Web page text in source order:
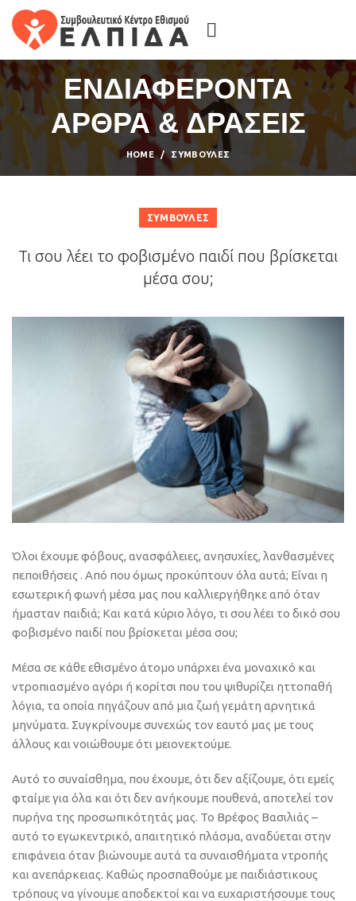
ΕΝΔΙΑΦΕΡΟΝΤΑ
ΑΡΘΡΑ & ΔΡΑΣΕΙΣ
HOME ΣΥΜΒΟΥΛΈΣ
ΣΥΜΒΟΥΛΈΣ
Τι σου λέει το φοβισμένο παιδί που βρίσκεται
μέσα σου;
Όλοι έχουμε φόβους, ανασφάλειες, ανησυχίες, λανθασμένες
πεποιθήσεις . Από που όμως προκύπτουν όλα αυτά; Είναι η
εσωτερική φωνή μέσα μας που καλλιεργήθηκε από όταν
ήμασταν παιδιά; Και κατά κύριο λόγο, τι σου λέει το δικό σου
φοβισμένο παιδί που βρίσκεται μέσα σου;
Μέσα σε κάθε εθισμένο άτομο υπάρχει ένα μοναχικό και
ντροπιασμένο αγόρι ή κορίτσι που του ψιθυρίζει ηττοπαθή
λόγια, τα οποία πηγάζουν από μια ζωή γεμάτη αρνητικά
μηνύματα. Συγκρίνουμε συνεχώς τον εαυτό μας με τους
άλλους και νοιώθουμε ότι μειονεκτούμε.
Αυτό το συναίσθημα, που έχουμε, ότι δεν αξίζουμε, ότι εμείς
φταίμε για όλα και ότι δεν ανήκουμε πουθενά, αποτελεί τον
πυρήνα της προσωπικότητάς μας. Το Βρέφος Βασιλιάς –
αυτό το εγωκεντρικό, απαιτητικό πλάσμα, αναδύεται στην
επιφάνεια όταν βιώνουμε αυτά τα συναισθήματα ντροπής
και ανεπάρκειας. Καθώς προσπαθούμε με παιδιάστικους
τρόπους να γίνουμε αποδεκτοί και να ευχαριστήσουμε τους